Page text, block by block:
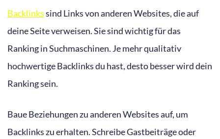
Backlinkssind Links von anderen Websites, die auf
deine Seite verweisen. Sie sind wichtig für das
Ranking in Suchmaschinen. Je mehr qualitativ
hochwertige Backlinks du hast, desto besser wird dein
Ranking sein.
Baue Beziehungen zu anderen Websites auf, um
Backlinks zu erhalten. Schreibe Gastbeiträge oder